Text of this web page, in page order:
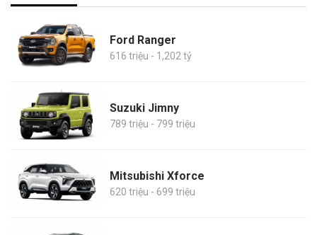
Ford Ranger
616 triệu - 1,202 tỷ
Suzuki Jimny
789 triệu - 799 triệu
Mitsubishi Xforce
620 triệu - 699 triệu